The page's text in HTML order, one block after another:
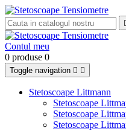
Contul meu
0 produse 0
Toggle navigation  
Stetoscoape Littmann
Stetoscoape
Stetoscoape
Stetoscoape